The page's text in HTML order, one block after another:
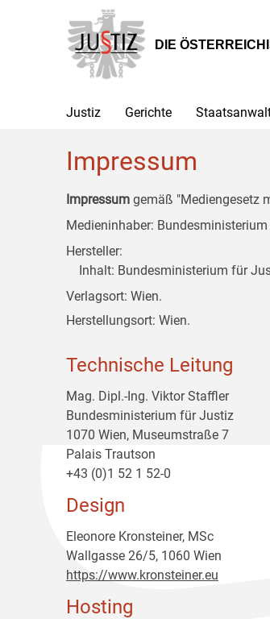
Hauptnavigation
[1]
Inhalt
[2]
Untermenü
[3]
DIE
Justiz Gerichte
Impressum
Impressum gemäß "Mediengesetz
Medieninhaber:
Hersteller:
Inhalt: Bundesministerium für
Verlagsort: Wien.
Herstellungsort: Wien.
Technische Leitung
Mag. Dipl.-Ing. Viktor Staffler
Bundesministerium für Justiz
1070 Wien, Museumstraße 7
Palais Trautson
+43 (0)1 52 1 52-0
Design
Eleonore Kronsteiner, MSc
Wallgasse 26/5, 1060 Wien
https://www.kronsteiner.eu
Hosting